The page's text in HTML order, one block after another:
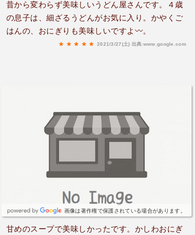
昔から変わらず美味しいうどん屋さんです。４歳
の息子は、細ざるうどんがお気に入り。かやくご
はんの、おにぎりも美味しいですよ〰️。
2021/3/27(土) 出典:www.google.com
画像は著作権で保護されている場合があります。
甘めのスープで美味しかったです。かしわおにぎ